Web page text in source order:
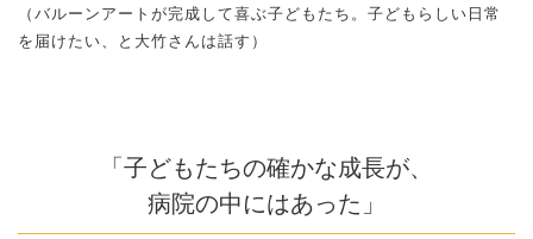
（バルーンアートが完成して喜ぶ子どもたち。子どもらしい日常
を届けたい、と大竹さんは話す）
「子どもたちの確かな成長が、
病院の中にはあった」